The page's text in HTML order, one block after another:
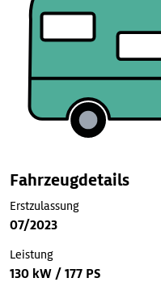
Fahrzeugdetails
Erstzulassung
07/2023
Leistung
130 kW / 177 PS